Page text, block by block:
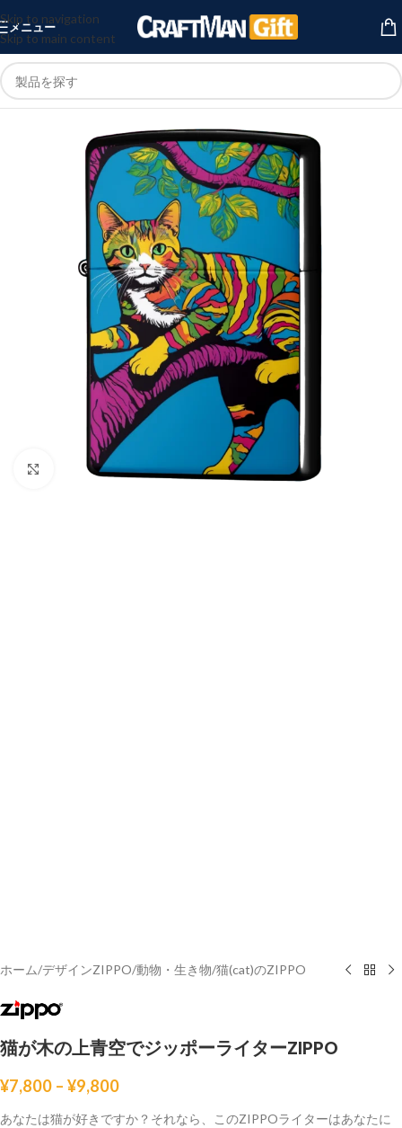
Skip to navigation
Skip to main content
メニュー
クリックして拡大
ホーム/デザインZIPPO/動物・生き物/猫(cat)のZIPPO
猫が木の上青空でジッポーライターZIPPO
¥7,800 – ¥9,800
あなたは猫が好きですか？それなら、このZIPPOライターはあなたに